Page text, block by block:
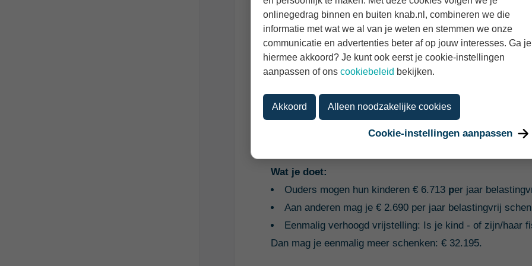
Mensen besparen met deze mini-APK al snel € 15 tot €
honderden euro’s.
Dag 4. Doe een slimme schenking
Schenken is allang niet alleen iets voor miljonairs. Het is
voor je eigen belasting.
Wat je doet:
Ouders mogen hun kinderen € 6.713per jaar
Aan anderen mag je € 2.690 per jaar belastingvrij
Eenmalig verhoogd vrijstelling: Is je kind - of zijn/haar
Dan mag je eenmalig meer schenken: € 32.195.
onlinegedrag binnen en buiten knab.nl, combineren we die
informatie met wat we al van je weten en stemmen we onze
communicatie en advertenties beter af op jouw interesses. Ga je
hiermee akkoord? Je kunt ook eerst je cookie-instellingen
aanpassen of ons cookiebeleid bekijken.
Akkoord Alleen noodzakelijke cookies
Cookie-instellingen aanpassen